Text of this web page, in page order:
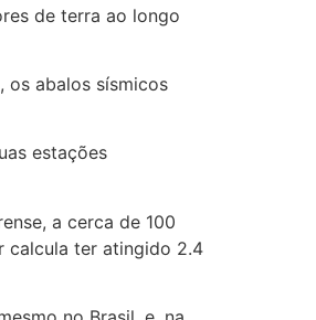
de terra ao longo
os abalos sísmicos
estações
a cerca de 100
calcula ter atingido 2.4